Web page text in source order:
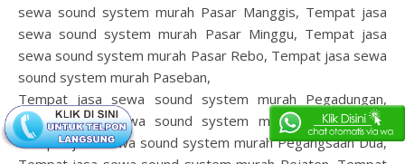
sewa sound system murah Pasar Manggis, Tempat jasa
sewa sound system murah Pasar Minggu, Tempat jasa
sewa sound system murah Pasar Rebo, Tempat jasa sewa
sound system murah Paseban,
Tempat jasa sewa sound system murah Pegadungan,
Tempat jasa sewa sound system murah Pegangsaan,
Tempat jasa sewa sound system murah Pegangsaan Dua,